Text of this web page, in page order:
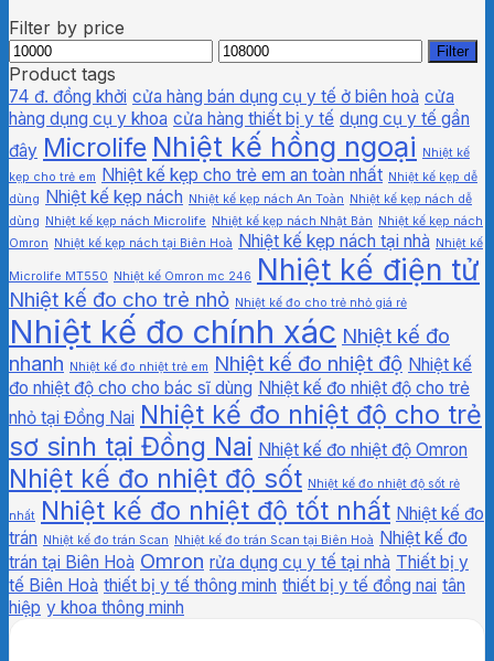
Filter by price
Min
price
Max
price
Filter
Product tags
74 đ. đồng khởi cửa hàng bán dụng cụ y tế ở biên hoà cửa
hàng dụng cụ y khoa cửa hàng thiết bị y tế dụng cụ y tế gần
đây Microlife Nhiệt kế hồng ngoại
Nhiệt kế
kẹp cho trẻ em Nhiệt kế kẹp cho trẻ em an toàn nhất Nhiệt kế kẹp dễ
dùng Nhiệt kế kẹp nách Nhiệt kế kẹp nách An Toàn Nhiệt kế kẹp nách dễ
dùng Nhiệt kế kẹp nách Microlife Nhiệt kế kẹp nách Nhật Bản Nhiệt kế kẹp nách
Omron Nhiệt kế kẹp nách tại Biên Hoà Nhiệt kế kẹp nách tại nhà Nhiệt kế
Microlife MT550 Nhiệt kế Omron mc 246 Nhiệt kế điện tử
Nhiệt kế đo cho trẻ nhỏ Nhiệt kế đo cho trẻ nhỏ giá rẻ
Nhiệt kế đo chính xác Nhiệt kế đo
nhanh Nhiệt kế đo nhiệt trẻ em Nhiệt kế đo nhiệt độ Nhiệt kế
đo nhiệt độ cho cho bác sĩ dùng Nhiệt kế đo nhiệt độ cho trẻ
nhỏ tại Đồng Nai Nhiệt kế đo nhiệt độ cho trẻ
sơ sinh tại Đồng Nai Nhiệt kế đo nhiệt độ Omron
Nhiệt kế đo nhiệt độ sốt Nhiệt kế đo nhiệt độ sốt rẻ
nhất Nhiệt kế đo nhiệt độ tốt nhất Nhiệt kế đo
trán Nhiệt kế đo trán Scan Nhiệt kế đo trán Scan tại Biên Hoà Nhiệt kế đo
trán tại Biên Hoà Omron rửa dụng cụ y tế tại nhà Thiết bị y
tế Biên Hoà thiết bị y tế thông minh thiết bị y tế đồng nai tân
hiệp y khoa thông minh